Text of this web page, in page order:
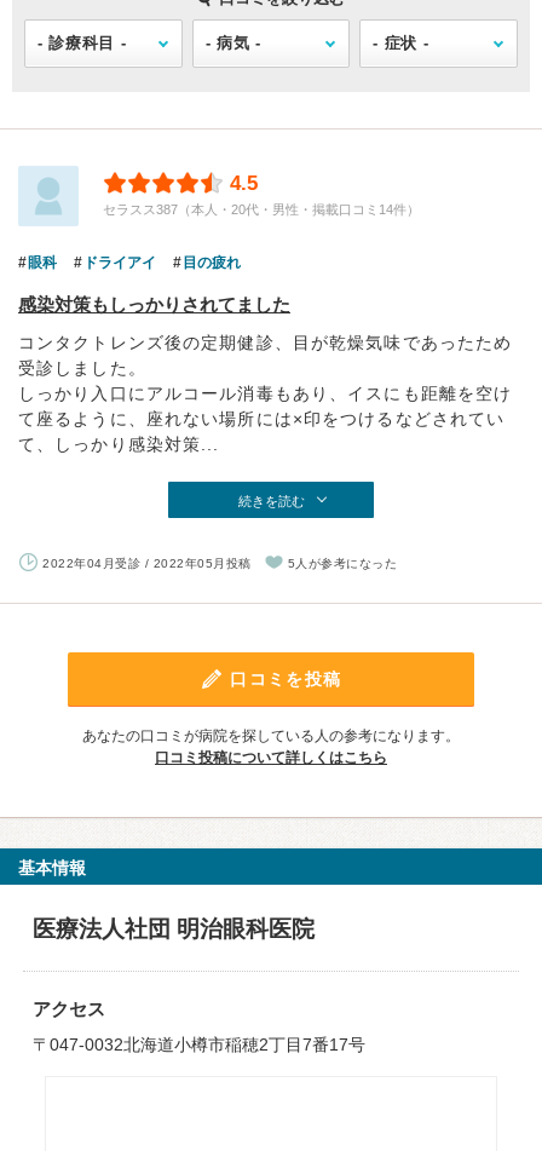
4.5
セラスス387（本人・20代・男性・掲載口コミ14件）
眼科 ドライアイ 目の疲れ
感染対策もしっかりされてました
コンタクトレンズ後の定期健診、目が乾燥気味であったため
受診しました。
しっかり入口にアルコール消毒もあり、イスにも距離を空け
て座るように、座れない場所には×印をつけるなどされてい
て、しっかり感染対策...
続きを読む
2022年04月受診 / 2022年05月投稿 5人が参考になった
口コミを投稿
あなたの口コミが病院を探している人の参考になります。
口コミ投稿について詳しくはこちら
基本情報
医療法人社団 明治眼科医院
アクセス
〒047-0032北海道小樽市稲穂2丁目7番17号